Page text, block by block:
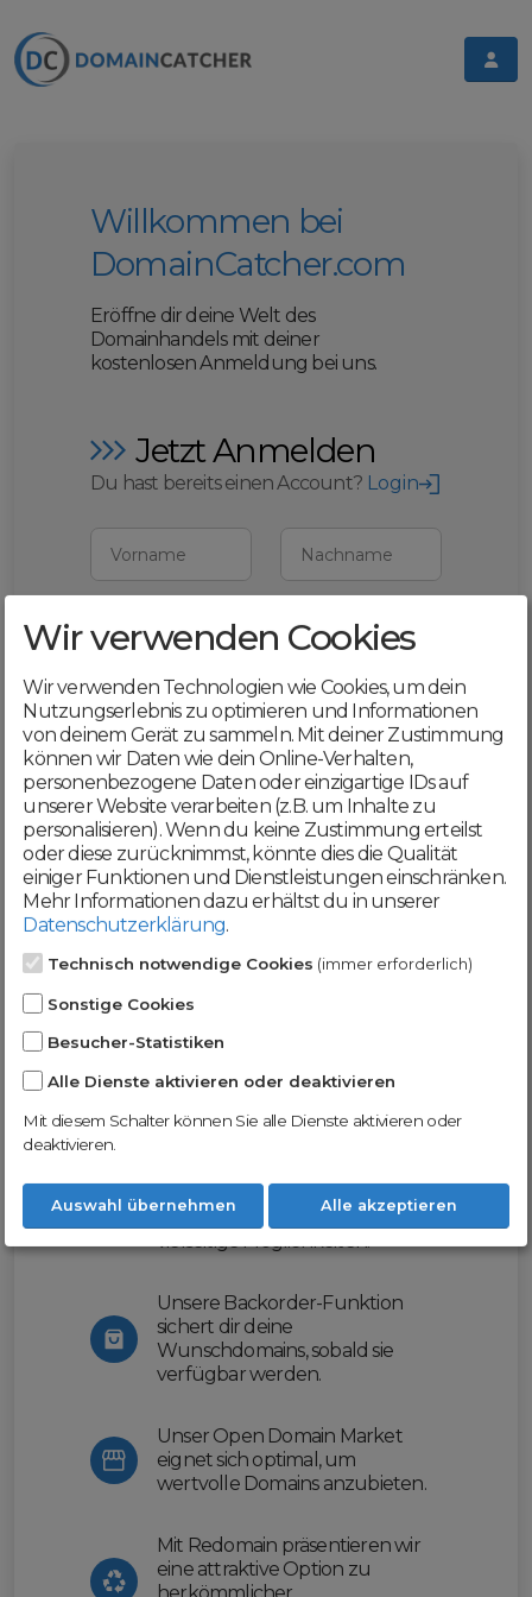
Willkommen bei
DomainCatcher.com
Eröffne dir deine Welt des
Domainhandels mit deiner
kostenlosen Anmeldung bei uns.
Jetzt Anmelden
Du hast bereits einen Account? Login
Vorname Nachname
E-Mail
Mit deiner Registrierung bestätigst du,
dass du dieAGBund
Datenschutzerklärung akzeptierst
Weiter
Werde jetzt Teil der
DomainCatcher-
Community!
Nutze unsere Erfahrung und profitiere
erleichtern wir dir den
Domainhandel und bieten dir
vielseitige Möglichkeiten.
Unsere Backorder-Funktion
sichert dir deine
Wunschdomains, sobald sie
verfügbar werden.
Unser Open Domain Market
eignet sich optimal, um
wertvolle Domains anzubieten.
Mit Redomain präsentieren wir
eine attraktive Option zu
Wir verwenden Cookies
Wir verwenden Technologien wie Cookies, um dein
Nutzungserlebnis zu optimieren und Informationen
von deinem Gerät zu sammeln. Mit deiner Zustimmung
können wir Daten wie dein Online-Verhalten,
personenbezogene Daten oder einzigartige IDs auf
unserer Website verarbeiten (z.B. um Inhalte zu
personalisieren). Wenn du keine Zustimmung erteilst
oder diese zurücknimmst, könnte dies die Qualität
einiger Funktionen und Dienstleistungen einschränken.
Mehr Informationen dazu erhältst du in unserer
Datenschutzerklärung.
Technisch notwendige Cookies (immer erforderlich)
Sonstige Cookies
Besucher-Statistiken
Alle Dienste aktivieren oder deaktivieren
Mit diesem Schalter können Sie alle Dienste aktivieren oder
deaktivieren.
Auswahl übernehmen Alle akzeptieren